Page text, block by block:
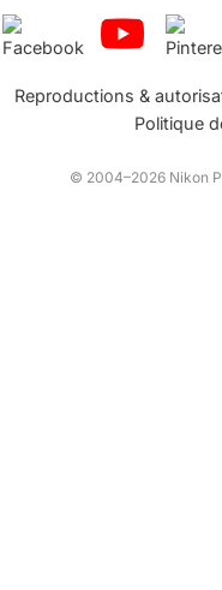
Reproductions &
Politique
© 2004–2026 Nikon